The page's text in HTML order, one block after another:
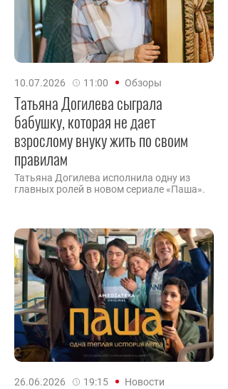
10.07.2026 11:00 Обзоры
Татьяна Догилева сыграла
бабушку, которая не дает
взрослому внуку жить по своим
правилам
Татьяна Догилева исполнила одну из
главных ролей в новом сериале «Паша».
26.06.2026 19:15 Новости